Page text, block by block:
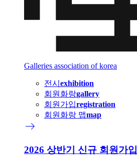
Galleries association of korea
전시 exhibition
회원화랑gallery
회원가입registration
회원화랑 맵map
east
2026 상반기 신규 회원가입